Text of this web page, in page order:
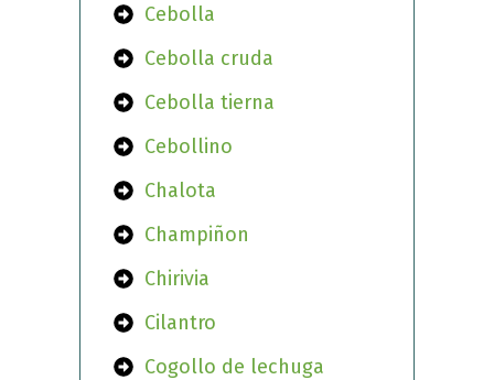
Cebolla
Cebolla cruda
Cebolla tierna
Cebollino
Chalota
Champiñon
Chirivia
Cilantro
Cogollo de lechuga